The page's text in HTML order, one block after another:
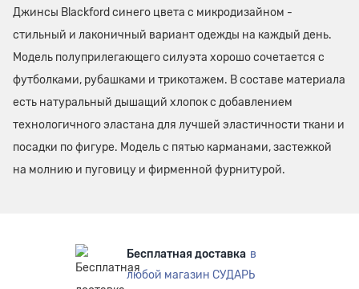
Джинсы Blackford синего цвета с микродизайном -
стильный и лаконичный вариант одежды на каждый день.
Модель полуприлегающего силуэта хорошо сочетается с
футболками, рубашками и трикотажем. В составе материала
есть натуральный дышащий хлопок с добавлением
технологичного эластана для лучшей эластичности ткани и
посадки по фигуре. Модель с пятью карманами, застежкой
на молнию и пуговицу и фирменной фурнитурой.
Бесплатная доставка в
любой магазин СУДАРЬ